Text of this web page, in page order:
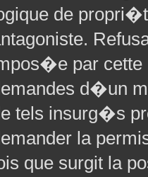
de
par cette
d�un
tels insurg�s
la
que surgit la